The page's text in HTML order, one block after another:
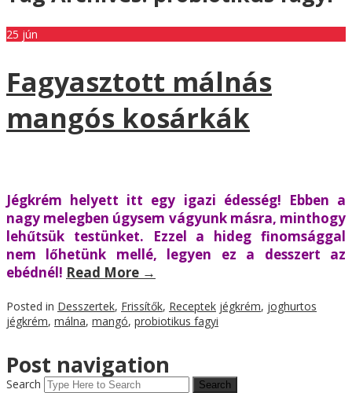
25 jún
Fagyasztott málnás
mangós kosárkák
Jégkrém helyett itt egy igazi édesség! Ebben a
nagy melegben úgysem vágyunk másra, minthogy
lehűtsük testünket. Ezzel a hideg finomsággal
nem lőhetünk mellé, legyen ez a desszert az
ebédnél! Read More →
Posted in Desszertek, Frissítők, Receptek jégkrém, joghurtos
jégkrém, málna, mangó, probiotikus fagyi
Post navigation
Search